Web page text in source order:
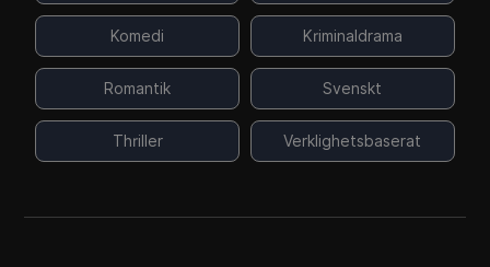
Komedi Kriminaldrama
Romantik Svenskt
Thriller Verklighetsbaserat